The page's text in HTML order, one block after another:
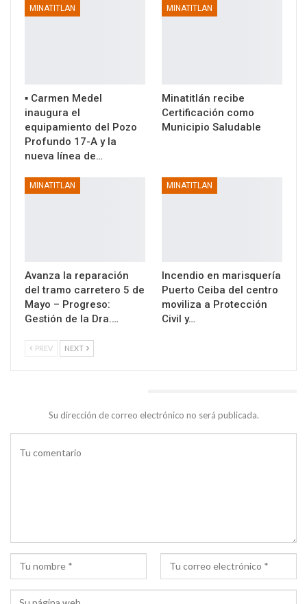
MINATITLAN
▪️ Carmen Medel
inaugura el
equipamiento del Pozo
Profundo 17-A y la
nueva línea de…
MINATITLAN
Minatitlán recibe
Certificación como
Municipio Saludable
MINATITLAN
Avanza la reparación
del tramo carretero 5 de
Mayo – Progreso:
Gestión de la Dra.…
MINATITLAN
Incendio en marisquería
Puerto Ceiba del centro
moviliza a Protección
Civil y…
PREV NEXT
Su dirección de correo electrónico no será publicada.